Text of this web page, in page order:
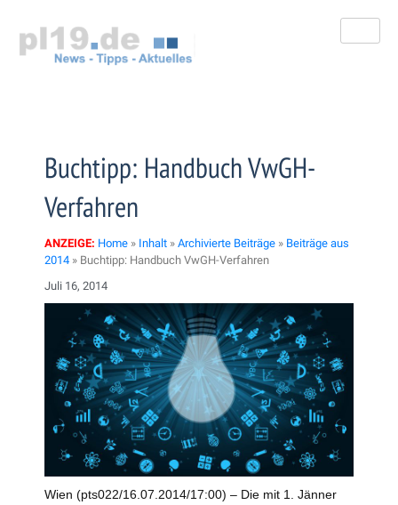
springen
Buchtipp: Handbuch VwGH-
Verfahren
ANZEIGE: Home » Inhalt » Archivierte Beiträge » Beiträge aus
2014 » Buchtipp: Handbuch VwGH-Verfahren
Juli 16, 2014
Wien (pts022/16.07.2014/17:00) – Die mit 1. Jänner